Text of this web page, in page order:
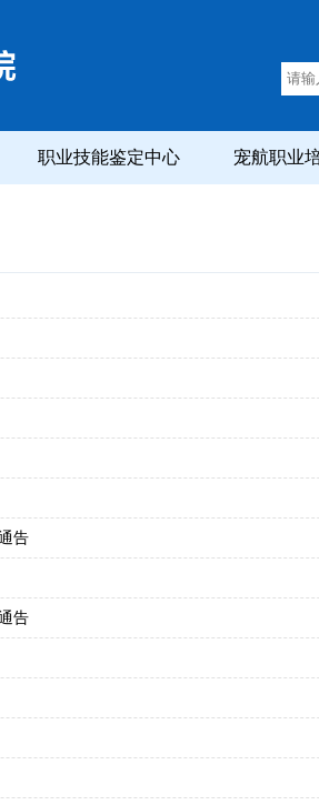
职业技能鉴定中心 宠航职业
告
告